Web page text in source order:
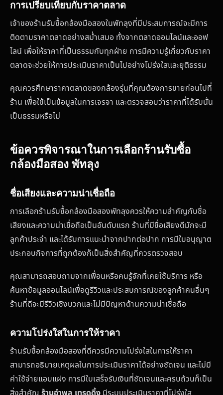
การเปรียบเทียบกับราคาตลาด
เจ้าของร้านรับซื้อกล้องมือสองในพัทลุงที่มีประสบการณ์จะมีการ
ติดตามราคาตลาดอย่างสม่ำเสมอ ทั้งจากตลาดออนไลน์และออฟ
ไลน์ เพื่อให้ราคาที่เป็นธรรมกับทุกฝ่าย การมีความรู้เกี่ยวกับราคา
ตลาดจะช่วยให้การประเมินราคาเป็นไปอย่างโปร่งใสและยุติธรรม
คุณควรศึกษาราคาตลาดของกล้องรุ่นที่คุณต้องการขายก่อนไปที่
ร้าน เพื่อใช้เป็นข้อมูลในการเจรจา และตรวจสอบว่าราคาที่ได้รับนั้น
เป็นธรรมหรือไม่
ข้อควรพิจารณาในการเลือกร้านรับซื้อ
กล้องมือสอง พัทลุง
ชื่อเสียงและความน่าเชื่อถือ
การเลือกร้านรับซื้อกล้องมือสองพัทลุงควรให้ความสำคัญกับชื่อ
เสียงและความน่าเชื่อถือเป็นอันดับแรก ร้านที่มีชื่อเสียงดีมักจะมี
ลูกค้าประจำ และได้รับการแนะนำจากปากต่อปาก การมีใบอนุญาต
ประกอบกิจการที่ถูกต้องก็เป็นสิ่งสำคัญที่ควรตรวจสอบ
คุณสามารถสอบถามจากเพื่อนหรือคนรู้จักที่เคยใช้บริการ หรือ
ค้นหาข้อมูลออนไลน์เพื่อดูรีวิวและประสบการณ์ของลูกค้าคนอื่นๆ
ร้านที่ดีจะมีรีวิวเชิงบวกและไม่มีปัญหาด้านความน่าเชื่อถือ
ความโปร่งใสในการให้ราคา
ร้านรับซื้อกล้องมือสองที่ดีควรมีความโปร่งใสในการให้ราคา
สามารถอธิบายเหตุผลในการประเมินราคาได้อย่างชัดเจน และไม่มี
ค่าใช้จ่ายแอบแฝง การมีใบเสร็จรับเงินที่ชัดเจนและครบถ้วนก็เป็น